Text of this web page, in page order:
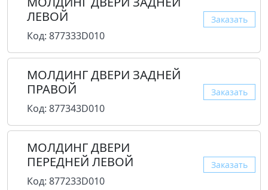
ЛЕВОЙ
Код: 877333D010
Заказать
МОЛДИНГ ДВЕРИ ЗАДНЕЙ
ПРАВОЙ
Код: 877343D010
Заказать
МОЛДИНГ ДВЕРИ
ПЕРЕДНЕЙ ЛЕВОЙ
Код: 877233D010
Заказать